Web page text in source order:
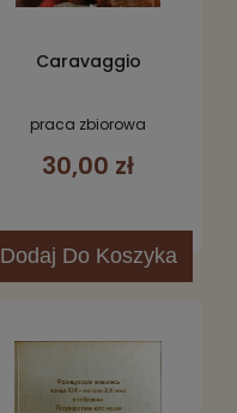
Caravaggio
praca zbiorowa
30,00 zł
Dodaj Do Koszyka